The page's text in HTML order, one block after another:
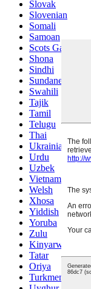
Slovak
Slovenian
Somali
Samoan
Scots Gaelic
Shona
Sindhi
Sundanese
Swahili
Tajik
Tamil
Telugu
Thai
Ukrainian
Urdu
Uzbek
Vietnamese
Welsh
Xhosa
Yiddish
Yoruba
Zulu
Kinyarwanda
Tatar
Oriya
Turkmen